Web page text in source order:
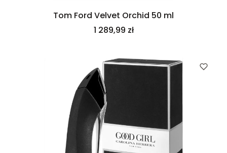
Tom Ford Velvet Orchid 50 ml
Cena
1 289,99 zł